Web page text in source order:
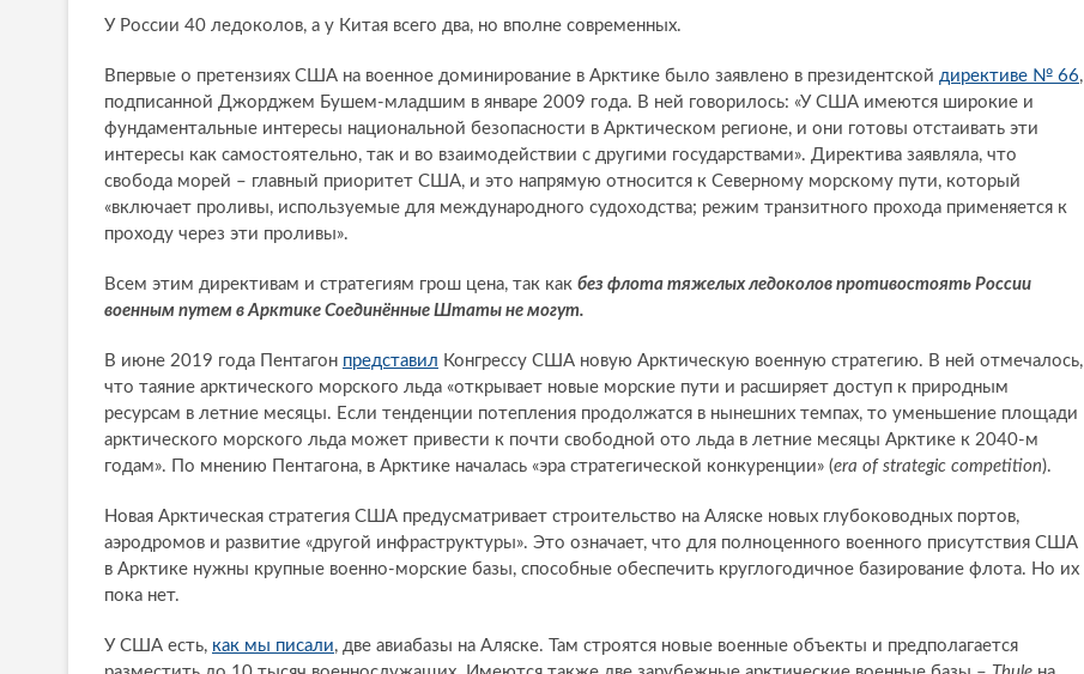
У России 40 ледоколов, а у Китая всего два, но вполне современных.
Впервые о претензиях США на военное доминирование в Арктике было заявлено в президентской директиве № 66,
подписанной Джорджем Бушем-младшим в январе 2009 года. В ней говорилось: «У США имеются широкие и
фундаментальные интересы национальной безопасности в Арктическом регионе, и они готовы отстаивать эти
интересы как самостоятельно, так и во взаимодействии с другими государствами». Директива заявляла, что
свобода морей – главный приоритет США, и это напрямую относится к Северному морскому пути, который
«включает проливы, используемые для международного судоходства; режим транзитного прохода применяется к
проходу через эти проливы».
Всем этим директивам и стратегиям грош цена, так как без флота тяжелых ледоколов противостоять России
военным путем в Арктике Соединённые Штаты не могут.
В июне 2019 года Пентагон представил Конгрессу США новую Арктическую военную стратегию. В ней отмечалось,
что таяние арктического морского льда «открывает новые морские пути и расширяет доступ к природным
ресурсам в летние месяцы. Если тенденции потепления продолжатся в нынешних темпах, то уменьшение площади
арктического морского льда может привести к почти свободной ото льда в летние месяцы Арктике к 2040-м
годам». По мнению Пентагона, в Арктике началась «эра стратегической конкуренции» (era of strategic competition).
Новая Арктическая стратегия США предусматривает строительство на Аляске новых глубоководных портов,
аэродромов и развитие «другой инфраструктуры». Это означает, что для полноценного военного присутствия США
в Арктике нужны крупные военно-морские базы, способные обеспечить круглогодичное базирование флота. Но их
пока нет.
У США есть, как мы писали, две авиабазы на Аляске. Там строятся новые военные объекты и предполагается